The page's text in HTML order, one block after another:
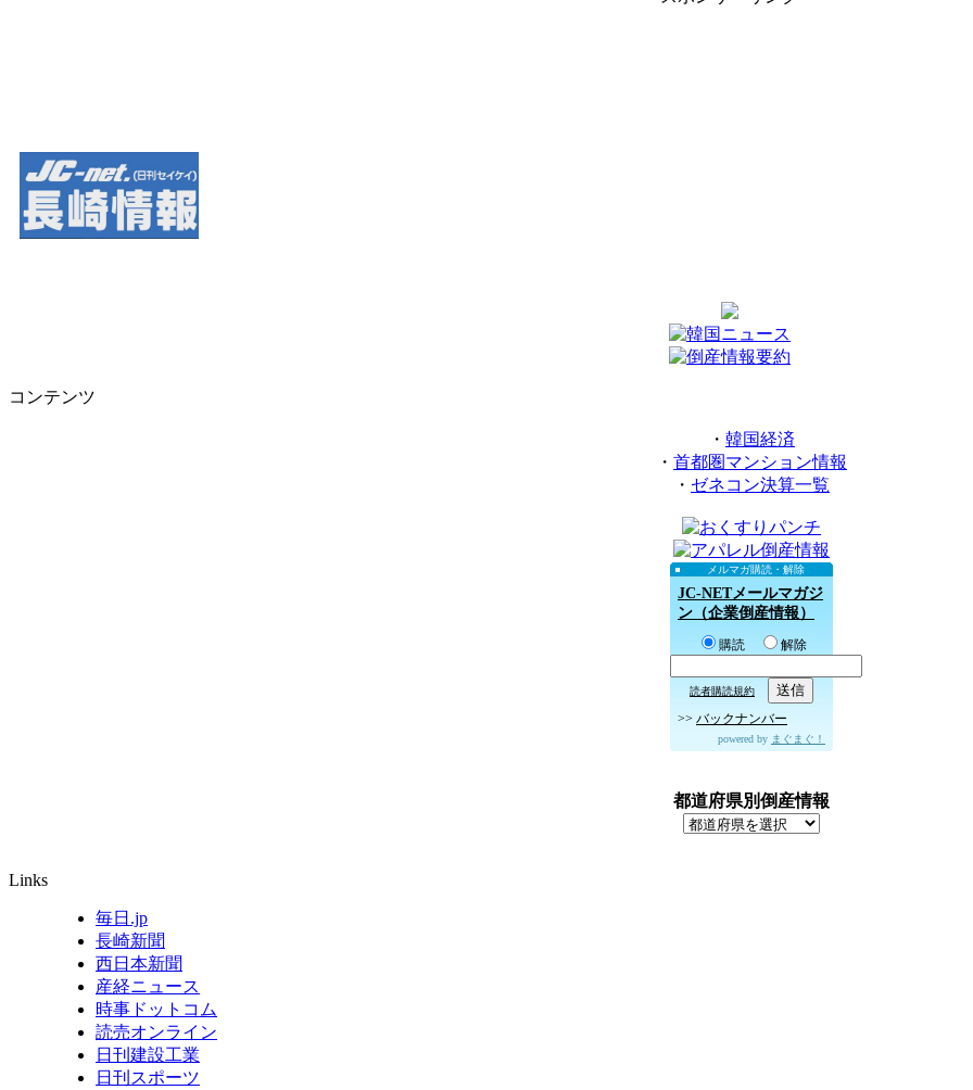
コンテンツ
・ 韓国経済
・ 首都圏マンション情報
・ ゼネコン決算一覧
メルマガ購読・解除
JC-NETメールマガジ
ン（企業倒産情報）
購読 解除
読者購読規約
>> バックナンバー
powered by まぐまぐ！
都道府県別倒産情報
Links
毎日.jp
長崎新聞
西日本新聞
産経ニュース
時事ドットコム
読売オンライン
日刊建設工業
日刊スポーツ